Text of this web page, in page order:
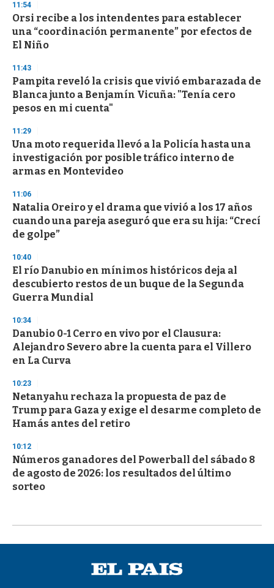
d
s
o
f
3
s
e
c
o
n
d
11:54
Orsi recibe a los intendentes para establecer
una “coordinación permanente” por efectos de
El Niño
11:43
Pampita reveló la crisis que vivió embarazada de
Blanca junto a Benjamín Vicuña: "Tenía cero
pesos en mi cuenta"
11:29
Una moto requerida llevó a la Policía hasta una
investigación por posible tráfico interno de
armas en Montevideo
11:06
Natalia Oreiro y el drama que vivió a los 17 años
cuando una pareja aseguró que era su hija: “Crecí
de golpe”
10:40
El río Danubio en mínimos históricos deja al
descubierto restos de un buque de la Segunda
Guerra Mundial
10:34
Danubio 0-1 Cerro en vivo por el Clausura:
Alejandro Severo abre la cuenta para el Villero
en La Curva
10:23
Netanyahu rechaza la propuesta de paz de
Trump para Gaza y exige el desarme completo de
Hamás antes del retiro
10:12
Números ganadores del Powerball del sábado 8
de agosto de 2026: los resultados del último
sorteo